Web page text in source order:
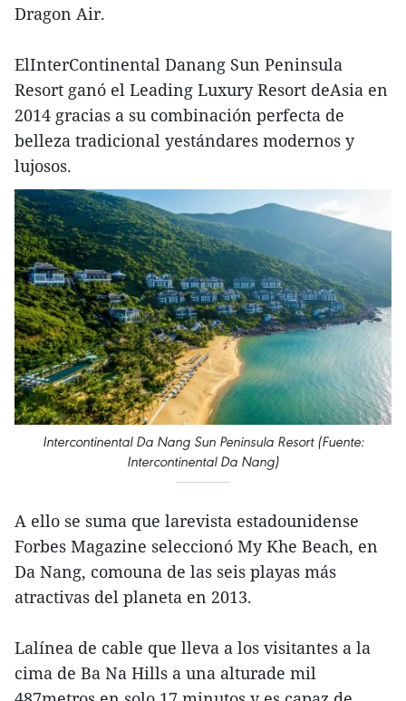
Dragon Air.
ElInterContinental Danang Sun Peninsula
Resort ganó el Leading Luxury Resort deAsia en
2014 gracias a su combinación perfecta de
belleza tradicional yestándares modernos y
lujosos.
Intercontinental Da Nang Sun Peninsula Resort (Fuente:
Intercontinental Da Nang)
A ello se suma que larevista estadounidense
Forbes Magazine seleccionó My Khe Beach, en
Da Nang, comouna de las seis playas más
atractivas del planeta en 2013.
Lalínea de cable que lleva a los visitantes a la
cima de Ba Na Hills a una alturade mil